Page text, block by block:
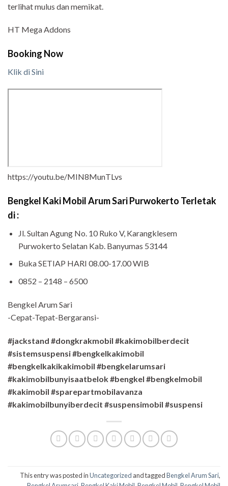
terlihat mulus dan memikat.
HT Mega Addons
Booking Now
Klik di Sini
https://youtu.be/MIN8MunTLvs
Bengkel Kaki Mobil Arum Sari Purwokerto Terletak
di :
Jl. Sultan Agung No. 10 Ruko V, Karangklesem
Purwokerto Selatan Kab. Banyumas 53144
Buka SETIAP HARI 08.00-17.00 WIB
0852 – 2148 – 6500
Bengkel Arum Sari
-Cepat-Tepat-Bergaransi-
#jackstand #dongkrakmobil #kakimobilberdecit
#sistemsuspensi #bengkelkakimobil
#bengkelkakikakimobil #bengkelarumsari
#kakimobilbunyisaatbelok #bengkel #bengkelmobil
#kakimobil #sparepartmobilavanza
#kakimobilbunyiberdecit #suspensimobil #suspensi
This entry was posted inUncategorized and taggedBengkel Arum Sari,